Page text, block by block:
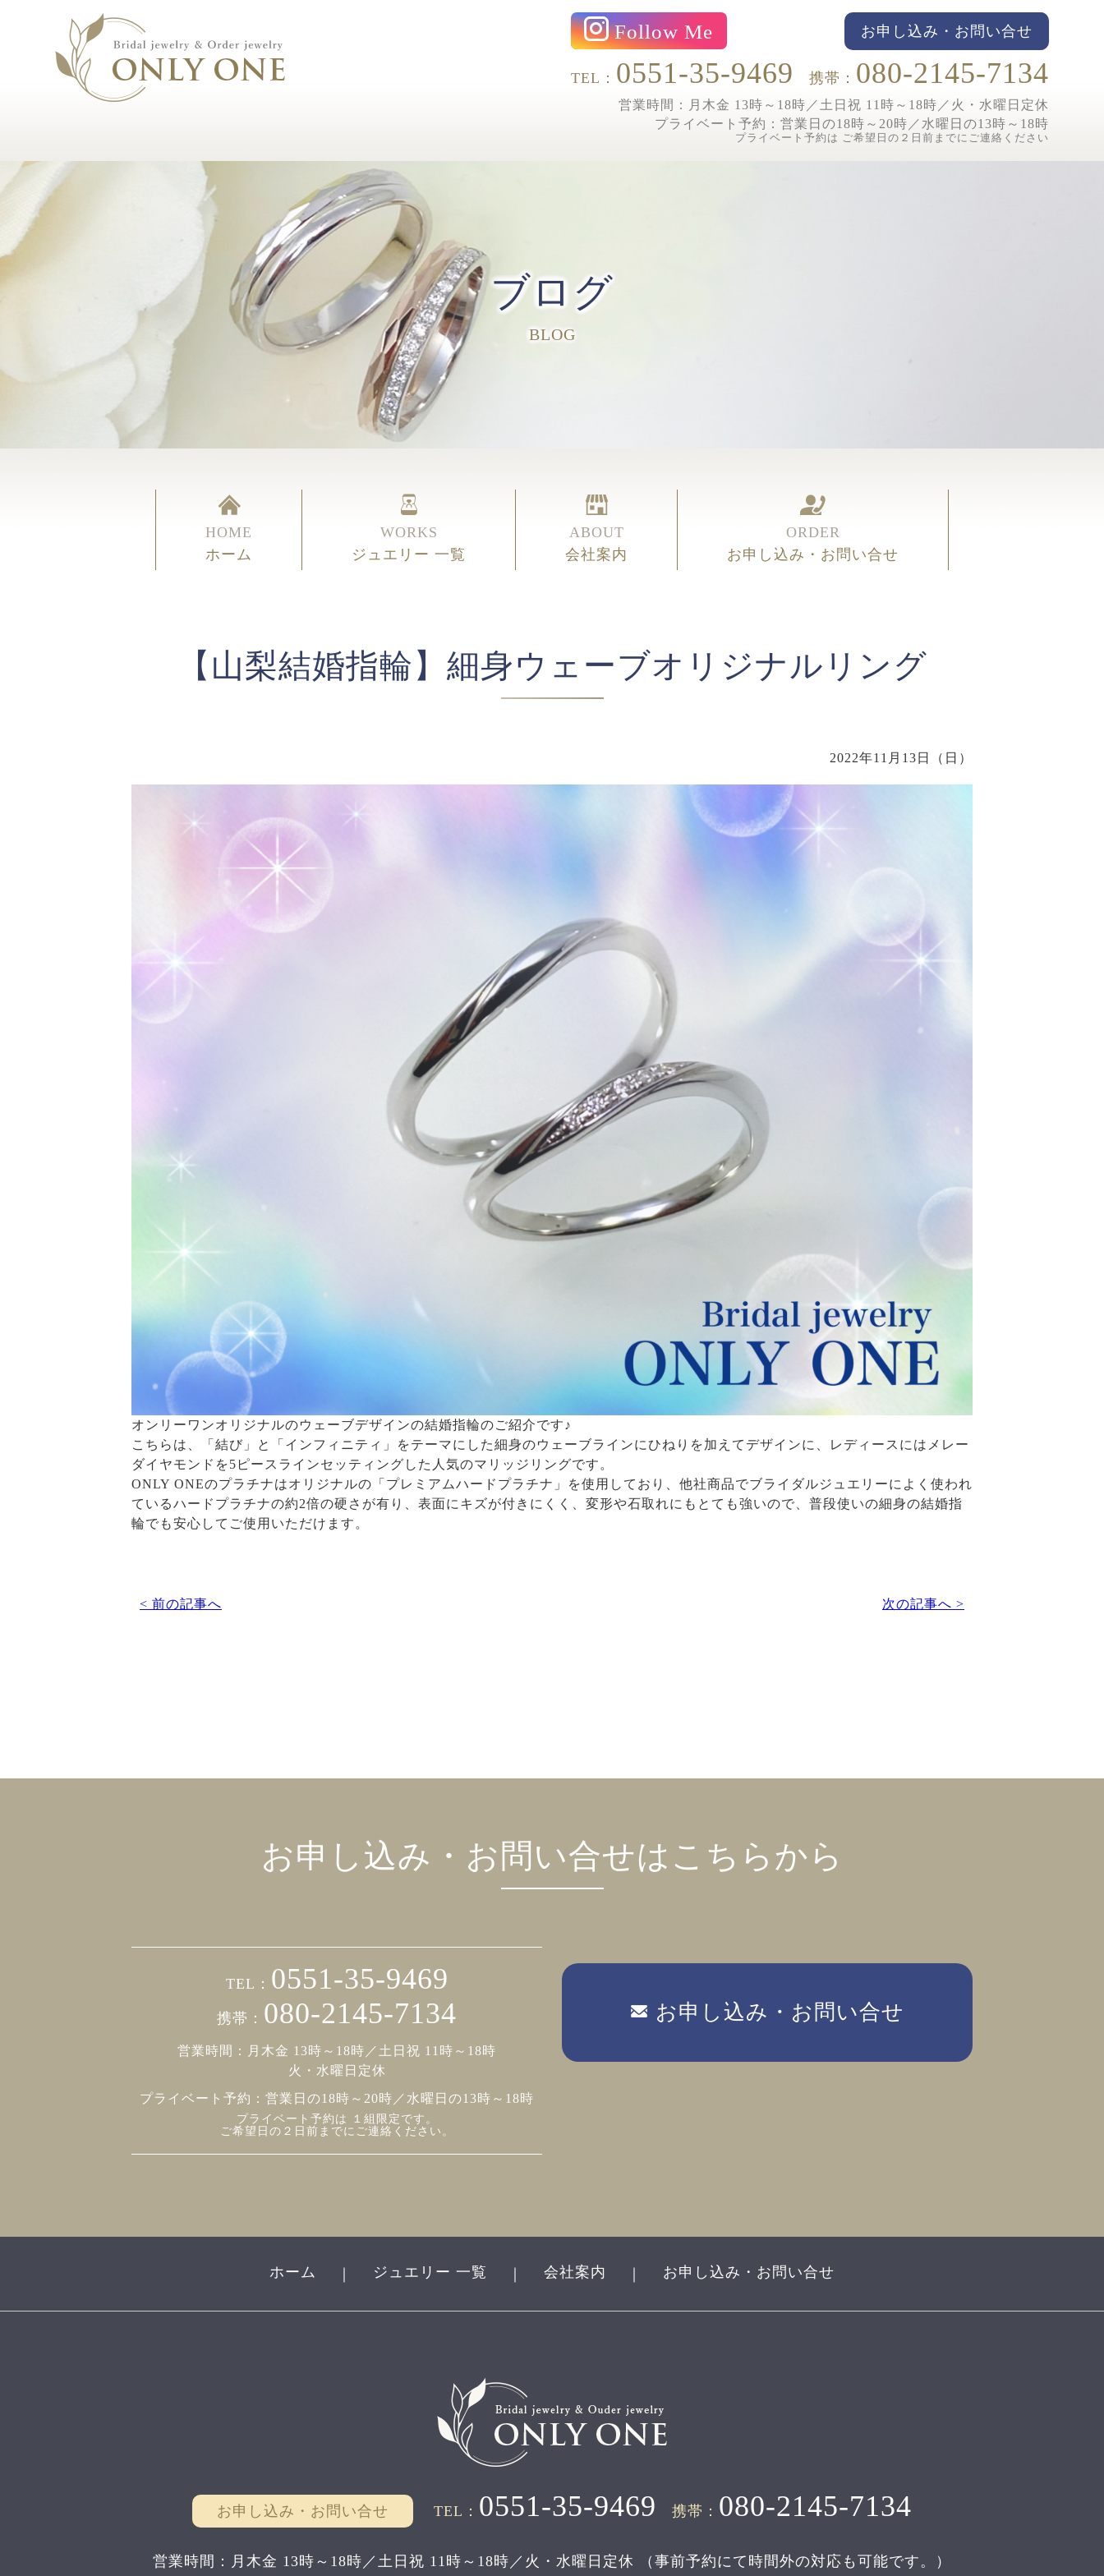
Follow Me お申し込み・お問い合せ
TEL： 0551-35-9469 携帯： 080-2145-7134
営業時間：月木金 13時～18時／土日祝 11時～18時／ 火・水曜日定休
プライベート予約： 営業日の18時～20時／水曜日の13時～18時
プライベート予約は ご希望日の２日前までにご連絡ください
ブログ
BLOG
HOME
ホーム
WORKS
ジュエリー 一覧
ABOUT
会社案内
ORDER
お申し込み・お問い合せ
【山梨結婚指輪】細身ウェーブオリジナルリング
2022年11月13日（日）
オンリーワンオリジナルのウェーブデザインの結婚指輪のご紹介です♪
こちらは、「結び」と「インフィニティ」をテーマにした細身のウェーブラインにひねりを加えてデザインに、レディースにはメレー
ダイヤモンドを5ピースラインセッティングした人気のマリッジリングです。
ONLY ONEのプラチナはオリジナルの「プレミアムハードプラチナ」を使用しており、他社商品でブライダルジュエリーによく使われ
ているハードプラチナの約2倍の硬さが有り、表面にキズが付きにくく、変形や石取れにもとても強いので、普段使いの細身の結婚指
輪でも安心してご使用いただけます。
< 前の記事へ 次の記事へ >
お申し込み・お問い合せはこちらから
TEL： 0551-35-9469
携帯： 080-2145-7134
営業時間：月木金 13時～18時／土日祝 11時～18時
火・水曜日定休
プライベート予約： 営業日の18時～20時／水曜日の13時～18時
プライベート予約は １組限定です。
ご希望日の２日前までにご連絡ください。
お申し込み・お問い合せ
ホーム ｜ ジュエリー 一覧 ｜ 会社案内 ｜ お申し込み・お問い合せ
お申し込み・お問い合せ TEL： 0551-35-9469 携帯： 080-2145-7134
営業時間：月木金 13時～18時／土日祝 11時～18時／ 火・水曜日定休 （事前予約にて時間外の対応も可能です。）